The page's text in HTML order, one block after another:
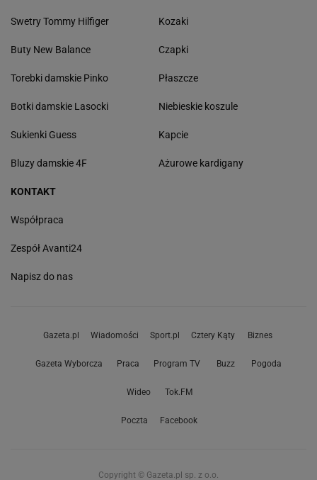
Swetry Tommy Hilfiger
Buty New Balance
Torebki damskie Pinko
Botki damskie Lasocki
Sukienki Guess
Bluzy damskie 4F
Kozaki
Czapki
Płaszcze
Niebieskie koszule
Kapcie
Ażurowe kardigany
KONTAKT
Współpraca
Zespół Avanti24
Napisz do nas
Gazeta.pl Wiadomości Sport.pl Cztery Kąty Biznes
Gazeta Wyborcza Praca Program TV Buzz Pogoda
Wideo Tok.FM
Poczta Facebook
Copyright © Gazeta.pl sp. z o.o.